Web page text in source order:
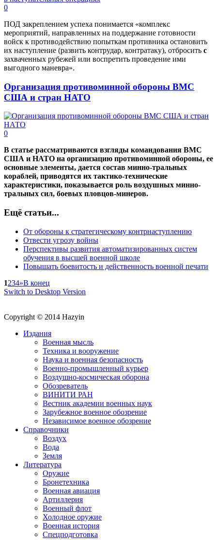
0
ПОД закреплением успеха понимается «комплекс
мероприятий, направленных на поддержание готовности
войск к противодействию попыткам противника остановить
их наступление (развить контрудар, контратаку), отбросить с
захваченных рубежей или воспретить проведение ими
выгодного маневра».
Организация противоминной обороны ВМС
США и стран НАТО
0
В статье рассматриваются взгляды командования ВМС
США и НАТО на организацию противоминной обороны, ее
основные элементы, дается состав минно-тральных
кораблей, приводятся их тактико-технические
характеристики, показывается роль воздушных минно-
тральных сил, боевых пловцов-минеров.
Ещё статьи...
От обороны к стратегическому контрнаступлению
Отвести угрозу войны
Перспективы развития автоматизированных систем
обучения в высшей военной школе
Повышать боевитость и действенность военной печати
1234»В конец
Switch to Desktop Version
Copyright © 2014 Hazyin
Издания
Военная мысль
Техника и вооружение
Наука и военная безопасность
Военно-промышленный курьер
Воздушно-космическая оборона
Обозреватель
ВИНИТИ РАН
Вестник академии военных наук
Зарубежное военное обозрение
Независимое военное обозрение
Справочники
Воздух
Вода
Земля
Литература
Оружие
Бронетехника
Военная авиация
Артиллерия
Военный флот
Холодное оружие
Военная история
Спецподготовка